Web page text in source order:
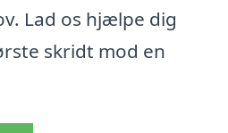
Lad os hjælpe dig
skridt mod en